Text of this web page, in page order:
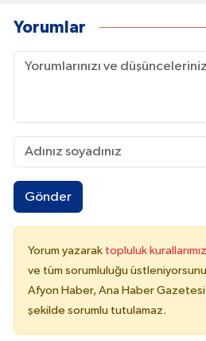
Yorumlar
Gönder
Yorum yazarak topluluk
ve tüm sorumluluğu
Afyon Haber, Ana Haber
şekilde sorumlu tutulamaz.